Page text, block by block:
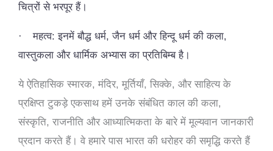
चित्रों से भरपूर हैं।
·
महत्व: इनमें बौद्ध धर्म, जैन धर्म और हिन्दू धर्म की कला,
वास्तुकला और धार्मिक अभ्यास का प्रतिबिम्ब है।
ये ऐतिहासिक स्मारक, मंदिर, मूर्तियाँ, सिक्के, और साहित्य के
प्रक्षिप्त टुकड़े एकसाथ हमें उनके संबंधित काल की कला,
संस्कृति, राजनीति और आध्यात्मिकता के बारे में मूल्यवान जानकारी
प्रदान करते हैं। वे हमारे पास भारत की धरोहर की समृद्धि करते हैं